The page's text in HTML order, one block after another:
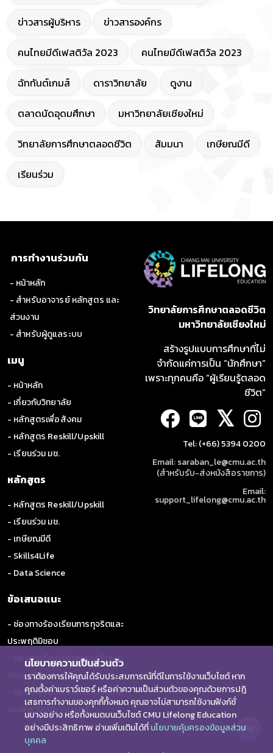
ข่าวสารผู้บริหาร ข่าวสารองค์กร
คนไทยมีดีเฟสติวัล 2023 คนไทยมีดีเฟสติวัล 2023
ฉัททันต์เกมส์ ดาราวิทยาลัย ดูงาน
ตลาดนัดอุดมศึกษา มหาวิทยาลัยเชียงใหม่
วิทยาลัยการศึกษาตลอดชีวิต สัมมนา เกษียณมีดี
เรียนร่วม
การทำงานร่วมกัน
- หน้าหลัก
- สำหรับอาจารย์ หลักสูตร และ
ส่วนงาน
- สำหรับผู้ดูแลระบบ
เมนู
- หน้าหลัก
- เกี่ยวกับวิทยาลัย
- หลักสูตรเพื่อสังคม
- หลักสูตร Reskill/Upskill
- เรียนร่วม มช.
หลักสูตร
- หลักสูตร Reskill/Upskill
- เรียนร่วม มช.
- เกษียณมีดี
- Skills4Life
- Data Science
ข้อเสนอแนะ
- ช่องทางร้องเรียนการทุจริตและ
ประพฤติมิชอบ
- ช่องทางร้องเรียนการทุจริตและ
ประพฤติมิชอบ (ป.ป.ช.)
- ช่องทางร้องเรียนการทุจริตและ
ประพฤติมิชอบ (ป.ป.ท.)
วิทยาลัยการศึกษาตลอดชีวิต
มหาวิทยาลัยเชียงใหม่
สร้างรูปแบบการศึกษาที่ไม่
จำกัดแค่การเป็น “นักศึกษา”
เพราะทุกคนคือ “ผู้เรียนรู้ตลอด
ชีวิต”
𝕏
Tel: (+66) 5394 0200
Email: saraban_le@cmu.ac.th
(สำหรับรับ-ส่งหนังสือราชการ)
Email:
support_lifelong@cmu.ac.th
นโยบายความเป็นส่วนตัว
เราต้องการให้คุณได้รับประสบการณ์ที่ดีในการใช้งานเว็บไซต์ หาก
คุณตั้งค่าเบราว์เซอร์ หรือค่าความเป็นส่วนตัวของคุณด้วยการปฎิ
เสธการทำงานของคุกกี้ทั้งหมด คุณอาจไม่สามารถใช้งานฟังก์ชั่
นบางอย่าง หรือทั้งหมดบนเว็บไซต์ CMU Lifelong Education
อย่างมีประสิทธิภาพ อ่านเพิ่มเติมได้ที่นโยบายคุ้มครองข้อมูลส่วน
บุคคล